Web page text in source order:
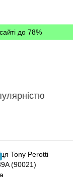
до 78%